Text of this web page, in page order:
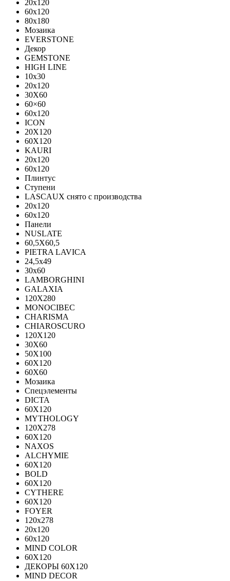
20x120
60x120
80х180
Мозаика
EVERSTONE
Декор
GEMSTONE
HIGH LINE
10x30
20x120
30X60
60×60
60x120
ICON
20X120
60X120
KAURI
20x120
60x120
Плинтус
Ступени
LASCAUX снято с производства
20x120
60x120
Панели
NUSLATE
60,5X60,5
PIETRA LAVICA
24,5x49
30x60
LAMBORGHINI
GALAXIA
120Х280
MONOCIBEC
CHARISMA
CHIAROSCURO
120X120
30X60
50X100
60X120
60X60
Мозаика
Спецэлементы
DICTA
60X120
MYTHOLOGY
120X278
60X120
NAXOS
ALCHYMIE
60Х120
BOLD
60X120
CYTHERE
60X120
FOYER
120х278
20х120
60х120
MIND COLOR
60Х120
ДЕКОРЫ 60Х120
MIND DECOR